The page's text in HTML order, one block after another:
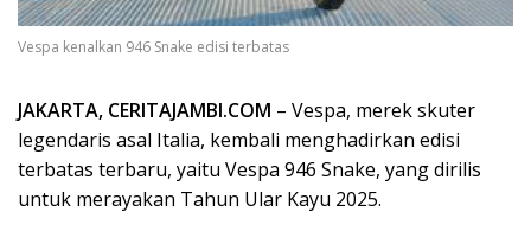
Vespa kenalkan 946 Snake edisi terbatas
JAKARTA, CERITAJAMBI.COM – Vespa, merek skuter
legendaris asal Italia, kembali menghadirkan edisi
terbatas terbaru, yaitu Vespa 946 Snake, yang dirilis
untuk merayakan Tahun Ular Kayu 2025.